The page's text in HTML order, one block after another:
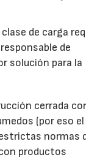
de carga
de
solución para la
cerrada
(por eso
normas
productos
29/07/2026